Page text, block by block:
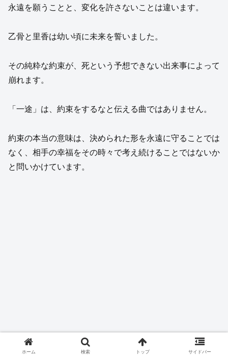
永遠を願うことと、変化を許さないことは違います。
乙骨と里香は幼い頃に未来を誓いました。
その純粋な約束が、死という予想できない出来事によって
崩れます。
「一途」は、約束をするなと伝える曲ではありません。
約束の本当の意味は、決められた形を永遠に守ることでは
なく、相手の幸福をその時々で考え続けることではないか
と問いかけています。
ホーム 検索 トップ サイドバー